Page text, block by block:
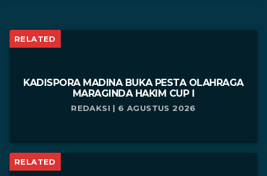
RELATED
KADISPORA MADINA BUKA PESTA OLAHRAGA
MARAGINDA HAKIM CUP I
REDAKSI | 6 AGUSTUS 2026
RELATED